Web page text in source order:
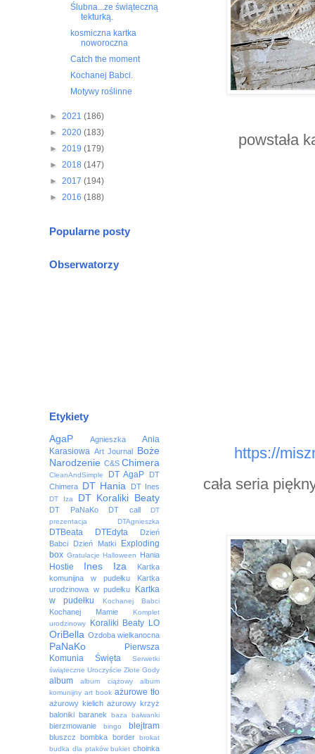
powstała
https://
cała seria
Ślubna...ze świąteczną
tekturką.
kosmiczna kartka
noworoczna
Catch the moment
Kochanej Babci.
Motywy roślinne
► 2021 (186)
► 2020 (183)
► 2019 (179)
► 2018 (147)
► 2017 (194)
► 2016 (188)
Popularne posty
Obserwatorzy
Etykiety
AgaP Agnieszka
Ania
Karasiowa Art Journal
Boże
Narodzenie C&S Chimera
CleanAndSimple DT AgaP
DT
Chimera DT Hania DT Ines
DT Iza DT Koraliki Beaty
DT PaNaKo DT call
DT
prezentacja
DTAgnieszka
DTBeata DTEdyta
Dzień
Babci
Dzień Matki
Exploding
box Gratulacje Halloween Hania
Hostie Ines Iza
Kartka
komunijna w pudełku
Kartka
urodzinowa w pudełku
Kartka
w pudełku
Kochanej Babci
Kochanej Mamie
Komplet
urodzinowy
Koraliki Beaty LO
OriBella Ozdoba wielkanocna
PaNaKo
Pierwsza
Komunia Święta
Serwetki
świąteczne Uroczyście Złote Gody
album album ciążowy
album
komunijny art book ażurowe tło
ażurowy kielich ażurowy krzyż
baloniki baranek baza bałwanki
bierzmowanie bingo blejtram
bluszcz bombka border
brokat
budka dla ptaków bukiet choinka